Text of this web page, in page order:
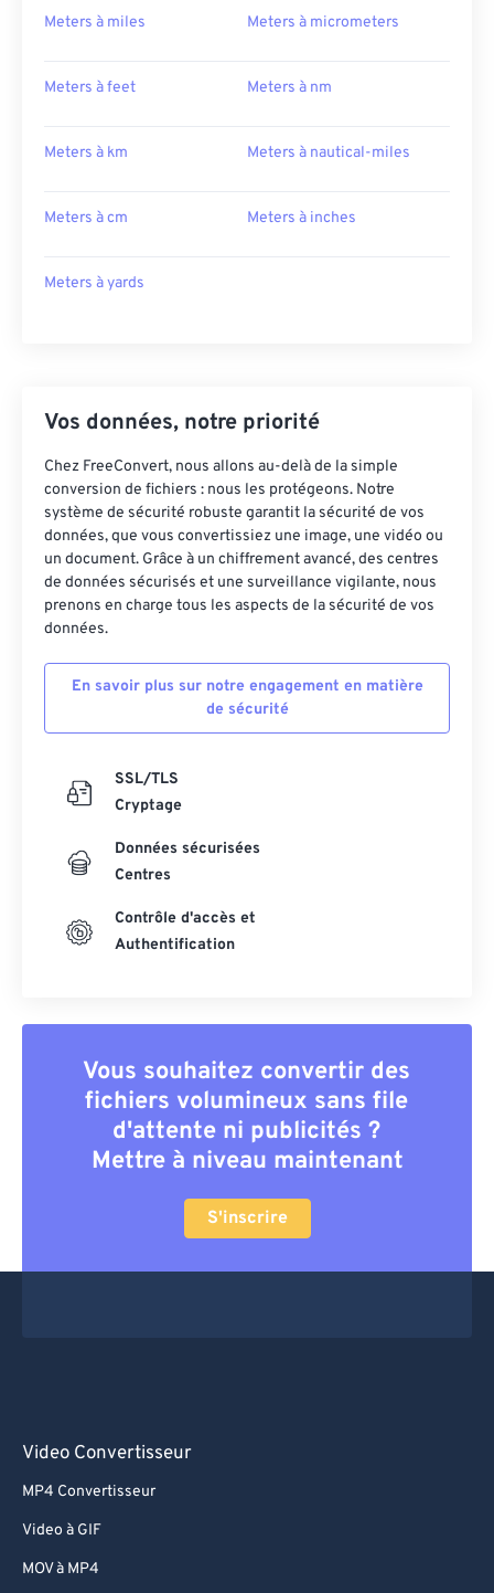
Meters à miles Meters à micrometers
Meters à feet Meters à nm
Meters à km Meters à nautical-miles
Meters à cm Meters à inches
Meters à yards
Vos données, notre priorité
Chez FreeConvert, nous allons au-delà de la simple
conversion de fichiers : nous les protégeons. Notre
système de sécurité robuste garantit la sécurité de vos
données, que vous convertissiez une image, une vidéo ou
un document. Grâce à un chiffrement avancé, des centres
de données sécurisés et une surveillance vigilante, nous
prenons en charge tous les aspects de la sécurité de vos
données.
En savoir plus sur notre engagement en matière
de sécurité
SSL/TLS
Cryptage
Données sécurisées
Centres
Contrôle d'accès et
Authentification
Vous souhaitez convertir des
fichiers volumineux sans file
d'attente ni publicités ?
Mettre à niveau maintenant
S'inscrire
Video Convertisseur
MP4 Convertisseur
Video à GIF
MOV à MP4